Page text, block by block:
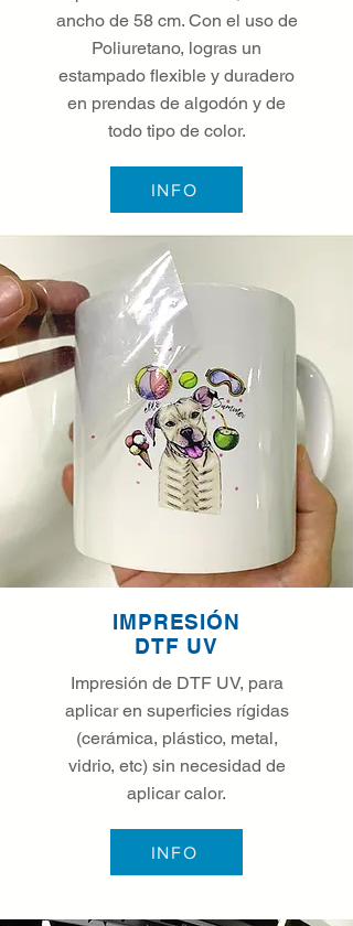
ancho de 58 cm. Con el uso de
Poliuretano, logras un
estampado flexible y duradero
en prendas de algodón y de
todo tipo de color.
INFO
IMPRESIÓN
DTF UV
Impresión de DTF UV, para
aplicar en superficies rígidas
(cerámica, plástico, metal,
vidrio, etc) sin necesidad de
aplicar calor.
INFO